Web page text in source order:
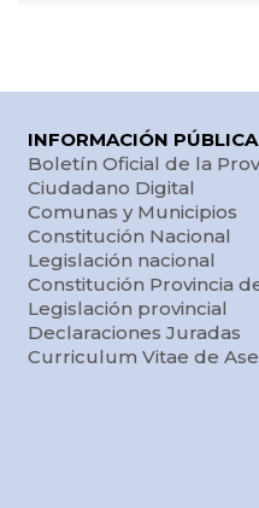
INFORMACIÓN PÚBLICA
Boletín Oficial de la
Ciudadano Digital
Comunas y Municipios
Constitución Nacional
Legislación nacional
Constitución Provincia
Legislación provincial
Declaraciones Juradas
Curriculum Vitae de